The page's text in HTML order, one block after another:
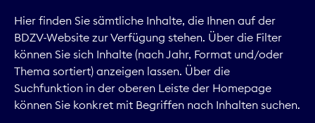
Digitales
Kommunikation
Marktdaten
Hier finden Sie sämtliche Inhalte, die Ihnen auf der
BDZV-Website zur Verfügung stehen. Über die Filter
können Sie sich Inhalte (nach Jahr, Format und/oder
Thema sortiert) anzeigen lassen. Über die
Suchfunktion in der oberen Leiste der Homepage
können Sie konkret mit Begriffen nach Inhalten suchen.